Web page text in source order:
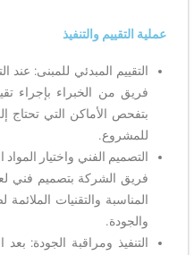
عملية التقييم والتنفيذ
التقييم المبدئي للمبنى:
فريق من الخبراء بإجراء
بتفحص الأماكن التي تحتاج
للمشروع.
التصميم الفني واختيار
فريق الشركة بتصميم فني
المناسبة والتقنيات
والجودة.
التنفيذ ومراقبة الجودة: